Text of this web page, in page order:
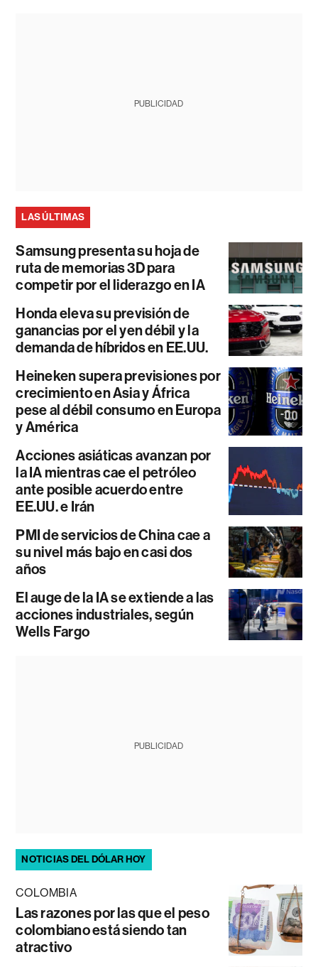
PUBLICIDAD
LAS ÚLTIMAS
Samsung presenta su hoja de
ruta de memorias 3D para
competir por el liderazgo en IA
Honda eleva su previsión de
ganancias por el yen débil y la
demanda de híbridos en EE.UU.
Heineken supera previsiones por
crecimiento en Asia y África
pese al débil consumo en Europa
y América
Acciones asiáticas avanzan por
la IA mientras cae el petróleo
ante posible acuerdo entre
EE.UU. e Irán
PMI de servicios de China cae a
su nivel más bajo en casi dos
años
El auge de la IA se extiende a las
acciones industriales, según
Wells Fargo
PUBLICIDAD
NOTICIAS DEL DÓLAR HOY
COLOMBIA
Las razones por las que el peso
colombiano está siendo tan
atractivo